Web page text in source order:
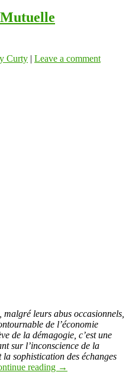
Curty | Leave a comment
leurs abus occasionnels,
de l’économie
de la démagogie, c’est une
sur l’inconscience de la
sophistication des échanges
reading →